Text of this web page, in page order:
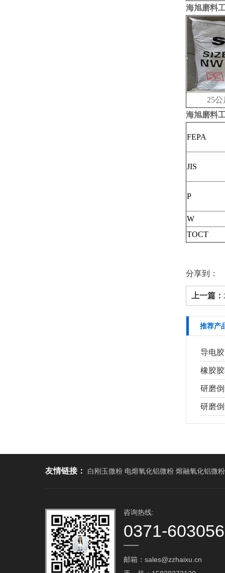
海旭磨料
25公
海旭磨料
FEPA
JIS
P
W
TOCT
分享到：
上一篇：
推荐产
导电
橡胶
研磨
研磨
友情链接： 白刚玉微粉 电熔氧化铝微粉 熔融氧化铝微粉
咨询热线:
0371-
邮箱：sales@zzhaixu.cn